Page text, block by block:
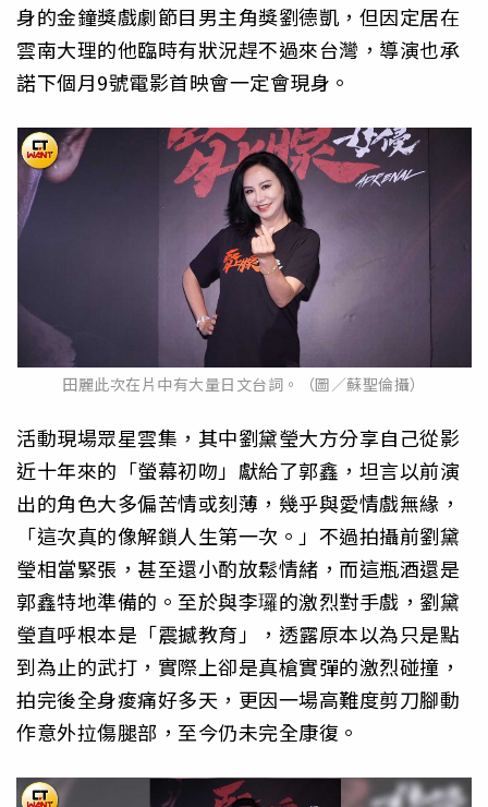
身的金鐘獎戲劇節目男主角獎劉德凱，但因定居在
雲南大理的他臨時有狀況趕不過來台灣，導演也承
諾下個月9號電影首映會一定會現身。
田麗此次在片中有大量日文台詞。（圖／蘇聖倫攝）
活動現場眾星雲集，其中劉黛瑩大方分享自己從影
近十年來的「螢幕初吻」獻給了郭鑫，坦言以前演
出的角色大多偏苦情或刻薄，幾乎與愛情戲無緣，
「這次真的像解鎖人生第一次。」不過拍攝前劉黛
瑩相當緊張，甚至還小酌放鬆情緒，而這瓶酒還是
郭鑫特地準備的。至於與李㼈的激烈對手戲，劉黛
瑩直呼根本是「震撼教育」，透露原本以為只是點
到為止的武打，實際上卻是真槍實彈的激烈碰撞，
拍完後全身痠痛好多天，更因一場高難度剪刀腳動
作意外拉傷腿部，至今仍未完全康復。